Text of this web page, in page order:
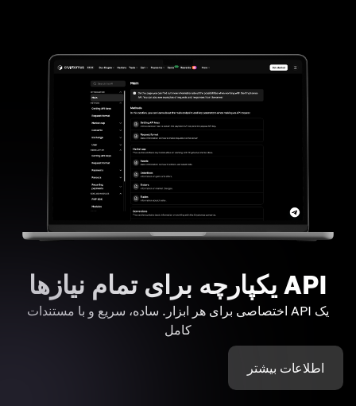
API یکپارچه برای تمام نیازها
یک API اختصاصی برای هر ابزار. ساده، سریع و با مستندات
کامل
اطلاعات بیشتر